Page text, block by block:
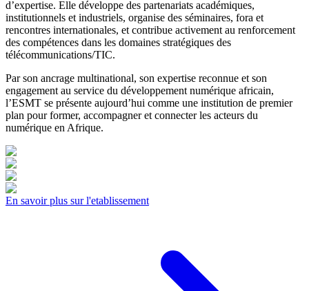
d’expertise. Elle développe des partenariats académiques,
institutionnels et industriels, organise des séminaires, fora et
rencontres internationales, et contribue activement au renforcement
des compétences dans les domaines stratégiques des
télécommunications/TIC.
Par son ancrage multinational, son expertise reconnue et son
engagement au service du développement numérique africain,
l’ESMT se présente aujourd’hui comme une institution de premier
plan pour former, accompagner et connecter les acteurs du
numérique en Afrique.
En savoir plus sur l'etablissement